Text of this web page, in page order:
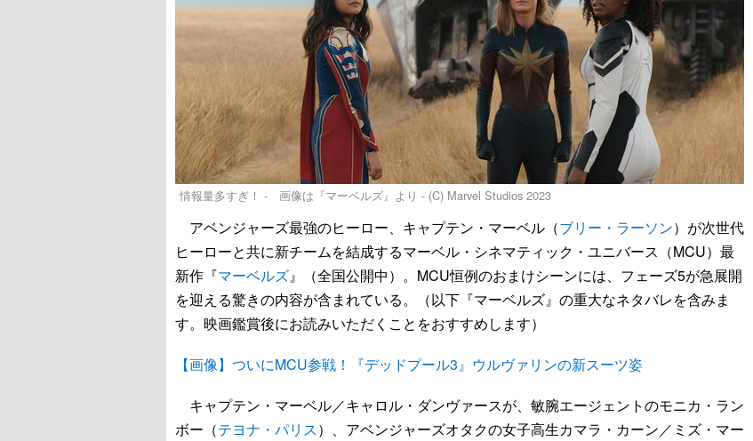
情報量多すぎ！ - 画像は『マーベルズ』より - (C) Marvel Studios 2023
アベンジャーズ最強のヒーロー、キャプテン・マーベル（ブリー・ラーソン）が次世代
ヒーローと共に新チームを結成するマーベル・シネマティック・ユニバース（MCU）最
新作『マーベルズ』（全国公開中）。MCU恒例のおまけシーンには、フェーズ5が急展開
を迎える驚きの内容が含まれている。（以下『マーベルズ』の重大なネタバレを含みま
す。映画鑑賞後にお読みいただくことをおすすめします）
【画像】ついにMCU参戦！『デッドプール3』ウルヴァリンの新スーツ姿
キャプテン・マーベル／キャロル・ダンヴァースが、敏腕エージェントのモニカ・ラン
ボー（テヨナ・パリス）、アベンジャーズオタクの女子高生カマラ・カーン／ミズ・マー